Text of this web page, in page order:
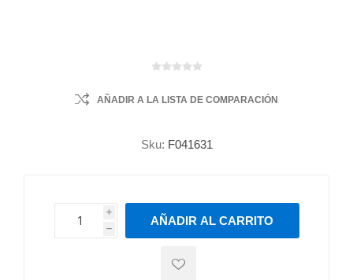
AÑADIR A LA LISTA DE COMPARACIÓN
Sku: F041631
i
h
h
AÑADIR AL CARRITO